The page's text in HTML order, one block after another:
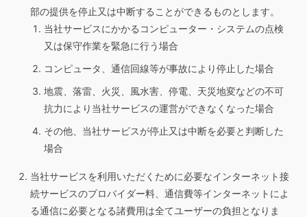
部の提供を停止又は中断することができるものとします。
当社サービスにかかるコンピューター・システムの点検
又は保守作業を緊急に行う場合
コンピュータ、通信回線等が事故により停止した場合
地震、落雷、火災、風水害、停電、天災地変などの不可
抗力により当社サービスの運営ができなくなった場合
その他、当社サービスが停止又は中断を必要と判断した
場合
当社サービスを利用いただくために必要なインターネット接
続サービスのプロバイダー料、通信費等インターネットによ
る通信に必要となる諸費用は全てユーザーの負担となりま